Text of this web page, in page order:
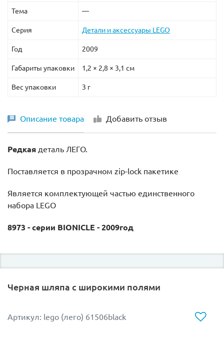
Тема —
Серия Детали и аксессуары LEGO
Год 2009
Габариты упаковки 1,2 × 2,8 × 3,1 см
Вес упаковки 3 г
Описание товара Добавить отзыв
Редкая деталь ЛЕГО.
Поставляется в прозрачном zip-lock пакетике
Является комплектующей частью единственного
набора LEGO
8973 - серии BIONICLE - 2009год
Черная шляпа с широкими полями
Артикул: lego (лего) 61506black